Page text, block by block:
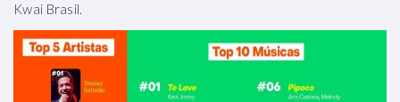
Kwai Brasil.